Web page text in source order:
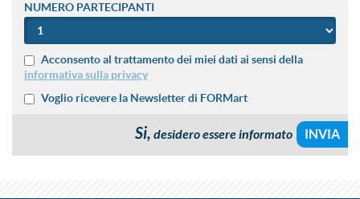
NUMERO PARTECIPANTI
Acconsento al trattamento dei miei dati ai sensi della
informativa sulla privacy
Voglio ricevere la Newsletter di FORMart
Si, desidero essere informato